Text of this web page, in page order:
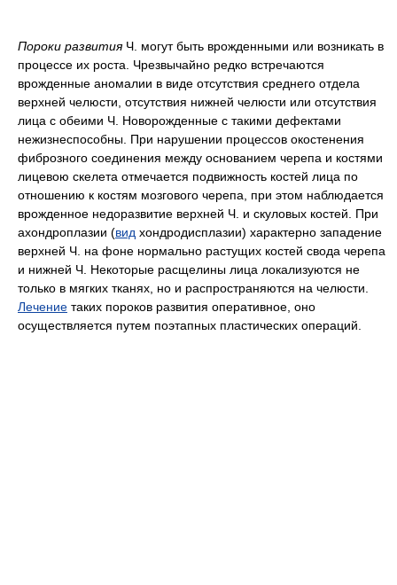
Пороки развития Ч. могут быть врожденными или возникать в
процессе их роста. Чрезвычайно редко встречаются
врожденные аномалии в виде отсутствия среднего отдела
верхней челюсти, отсутствия нижней челюсти или отсутствия
лица с обеими Ч. Новорожденные с такими дефектами
нежизнеспособны. При нарушении процессов окостенения
фиброзного соединения между основанием черепа и костями
лицевою скелета отмечается подвижность костей лица по
отношению к костям мозгового черепа, при этом наблюдается
врожденное недоразвитие верхней Ч. и скуловых костей. При
ахондроплазии (вид хондродисплазии) характерно западение
верхней Ч. на фоне нормально растущих костей свода черепа
и нижней Ч. Некоторые расщелины лица локализуются не
только в мягких тканях, но и распространяются на челюсти.
Лечение таких пороков развития оперативное, оно
осуществляется путем поэтапных пластических операций.